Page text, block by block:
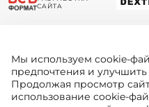
САЙТА
Мы используем cookie-
предпочтения и
Продолжая просмотр
использование cookie-